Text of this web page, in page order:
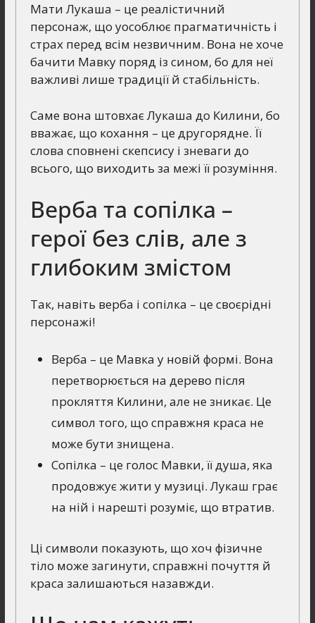
Мати Лукаша – це реалістичний
персонаж, що уособлює прагматичність і
страх перед всім незвичним. Вона не хоче
бачити Мавку поряд із сином, бо для неї
важливі лише традиції й стабільність.
Саме вона штовхає Лукаша до Килини, бо
вважає, що кохання – це другорядне. Її
слова сповнені скепсису і зневаги до
всього, що виходить за межі її розуміння.
Верба та сопілка –
герої без слів, але з
глибоким змістом
Так, навіть верба і сопілка – це своєрідні
персонажі!
Верба – це Мавка у новій формі. Вона
перетворюється на дерево після
прокляття Килини, але не зникає. Це
символ того, що справжня краса не
може бути знищена.
Сопілка – це голос Мавки, її душа, яка
продовжує жити у музиці. Лукаш грає
на ній і нарешті розуміє, що втратив.
Ці символи показують, що хоч фізичне
тіло може загинути, справжні почуття й
краса залишаються назавжди.